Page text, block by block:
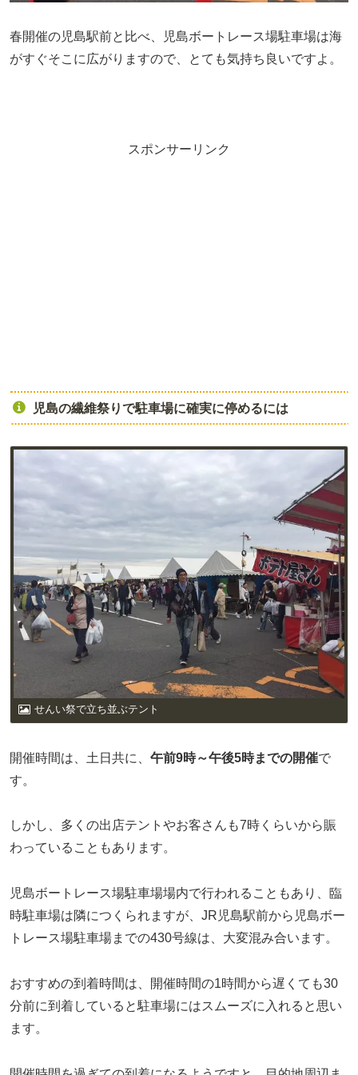
春開催の児島駅前と比べ、児島ボートレース場駐車場は海
がすぐそこに広がりますので、とても気持ち良いですよ。
スポンサーリンク
児島の繊維祭りで駐車場に確実に停めるには
せんい祭で立ち並ぶテント
開催時間は、土日共に、 午前9時～午後5時までの開催で
す。
しかし、多くの出店テントやお客さんも7時くらいから賑
わっていることもあります。
児島ボートレース場駐車場場内で行われることもあり、臨
時駐車場は隣につくられますが、JR児島駅前から児島ボー
トレース場駐車場までの430号線は、大変混み合います。
おすすめの到着時間は、開催時間の1時間から遅くても30
分前に到着していると駐車場にはスムーズに入れると思い
ます。